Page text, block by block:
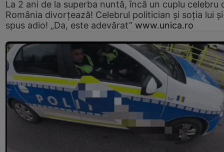
La 2 ani de la superba nuntă, încă un cuplu celebru
România divorțează! Celebrul politician și soția lui
spus adio! „Da, este adevărat” www.unica.ro